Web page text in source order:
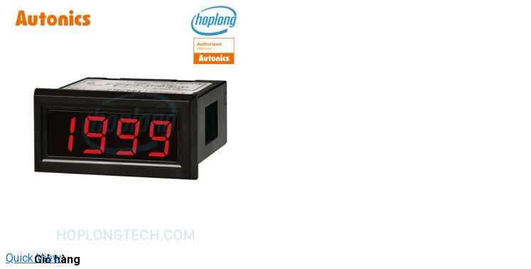
DRIVER / MOTOR STEP
ĐÈN BÁO
Đèn báo khác
CHUYỂN MẠCH / NÚT NHẤN
Chuyển mạch có khóa
Công tắc dừng khẩn
Nút nhấn
Phích cắm / Ổ cắm / Công tắc
Can nhiệt
Giỏ hàng
Quick View